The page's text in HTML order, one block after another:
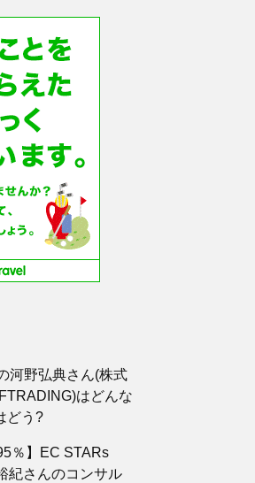
河野弘典さん(株式
はどんな
どう?
％】EC STARs
紀さんのコンサル